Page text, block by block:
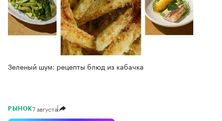
Зеленый шум: рецепты блюд из кабачка
РЫНОК7 августа